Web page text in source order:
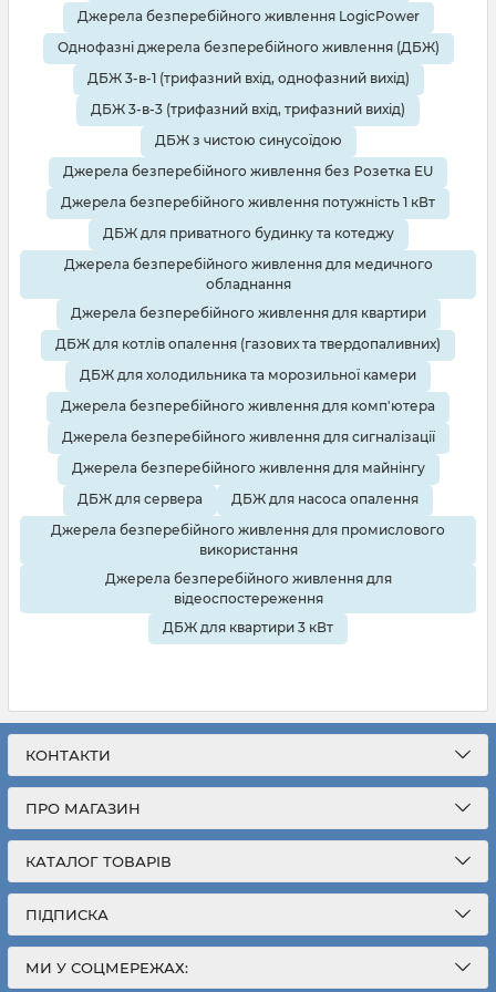
Джерела безперебійного живлення LogicPower
Однофазні джерела безперебійного живлення (ДБЖ)
ДБЖ 3-в-1 (трифазний вхід, однофазний вихід)
ДБЖ 3-в-3 (трифазний вхід, трифазний вихід)
ДБЖ з чистою синусоїдою
Джерела безперебійного живлення без Розетка EU
Джерела безперебійного живлення потужність 1 кВт
ДБЖ для приватного будинку та котеджу
Джерела безперебійного живлення для медичного
обладнання
Джерела безперебійного живлення для квартири
ДБЖ для котлів опалення (газових та твердопаливних)
ДБЖ для холодильника та морозильної камери
Джерела безперебійного живлення для комп'ютера
Джерела безперебійного живлення для сигналізації
Джерела безперебійного живлення для майнінгу
ДБЖ для сервера
ДБЖ для насоса опалення
Джерела безперебійного живлення для промислового
використання
Джерела безперебійного живлення для
відеоспостереження
ДБЖ для квартири 3 кВт
КОНТАКТИ
ПРО МАГАЗИН
КАТАЛОГ ТОВАРІВ
ПІДПИСКА
МИ У СОЦМЕРЕЖАХ: